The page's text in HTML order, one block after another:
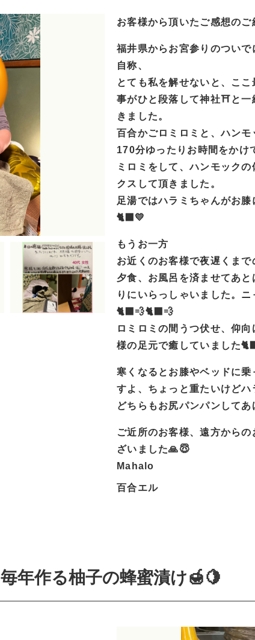
お客様から頂いたご感想のご
福井県からお宮参りのついで
自称、
とても私を解せないと、こ
事がひと段落して神社⛩️と一
きました。
百合かごロミロミと、ハン
170分ゆったりお時間をかけ
ミロミをして、ハンモック
クスして頂きました。
足湯ではハラミちゃんがお
🐈‍⬛💛
もうお一方
お近くのお客様で夜遅くまで
夕食、お風呂を済ませてあ
りにいらっしゃいました。
🐈‍⬛💨🐈‍⬛💨
ロミロミの間うつ伏せ、仰
様の足元で癒していました
寒くなるとお膝やベッドに
すよ、ちょっと重たいけどハ
どちらもお尻パンパンして
ご近所のお客様、遠方から
ざいました🙏😇
Mahalo
百合エル
毎年作る柚子の蜂蜜漬け🍯🍋